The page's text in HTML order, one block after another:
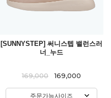
[SUNNYSTEP] 써니스텝 밸런스러
너_누드
169,000 169,000
주문가능사이즈